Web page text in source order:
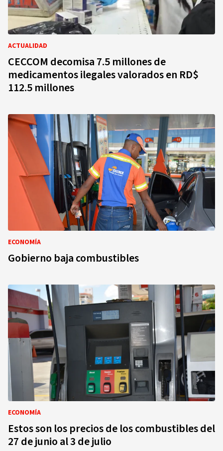
ACTUALIDAD
CECCOM decomisa 7.5 millones de
medicamentos ilegales valorados en RD$
112.5 millones
ECONOMÍA
Gobierno baja combustibles
ECONOMÍA
Estos son los precios de los combustibles del
27 de junio al 3 de julio